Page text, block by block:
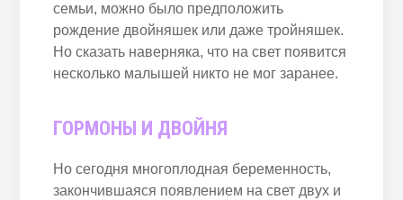
семьи, можно было предположить
рождение двойняшек или даже тройняшек.
Но сказать наверняка, что на свет появится
несколько малышей никто не мог заранее.
ГОРМОНЫ И ДВОЙНЯ
Но сегодня многоплодная беременность,
закончившаяся появлением на свет двух и